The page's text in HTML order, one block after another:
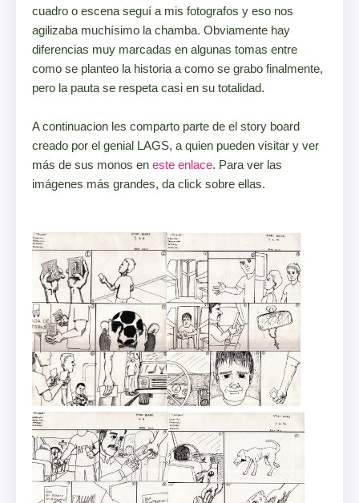
cuadro o escena seguí a mis fotografos y eso nos
agilizaba muchísimo la chamba. Obviamente hay
diferencias muy marcadas en algunas tomas entre
como se planteo la historia a como se grabo finalmente,
pero la pauta se respeta casi en su totalidad.
A continuacion les comparto parte de el story board
creado por el genial LAGS, a quien pueden visitar y ver
más de sus monos en este enlace. Para ver las
imágenes más grandes, da click sobre ellas.